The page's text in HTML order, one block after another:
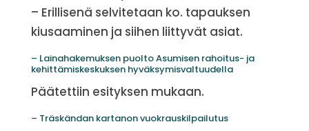
– Erillisenä selvitetaan ko. tapauksen
kiusaaminen ja siihen liittyvät asiat.
– Lainahakemuksen puolto Asumisen rahoitus- ja
kehittämiskeskuksen hyväksymisvaltuudella
Päätettiin esityksen mukaan.
– Träskändan kartanon vuokrauskilpailutus